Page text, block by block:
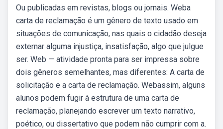
Ou publicadas em revistas, blogs ou jornais. Weba
carta de reclamação é um gênero de texto usado em
situações de comunicação, nas quais o cidadão deseja
externar alguma injustiça, insatisfação, algo que julgue
ser. Web — atividade pronta para ser impressa sobre
dois gêneros semelhantes, mas diferentes: A carta de
solicitação e a carta de reclamação. Webassim, alguns
alunos podem fugir à estrutura de uma carta de
reclamação, planejando escrever um texto narrativo,
poético, ou dissertativo que podem não cumprir com a.